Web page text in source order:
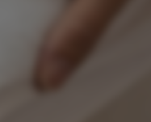
リノベーション